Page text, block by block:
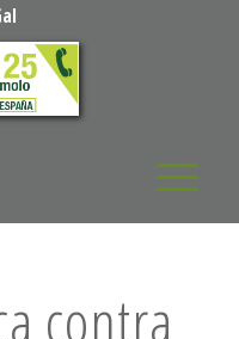
contra